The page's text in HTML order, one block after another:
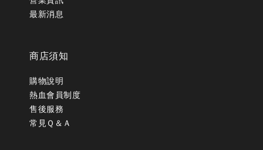
最新消息
商店須知
購物說明
熱血會員制度
售後服務
常見Ｑ＆Ａ